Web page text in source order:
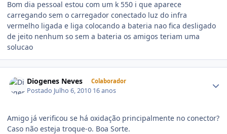
Bom dia pessoal estou com um k 550 i que aparece
carregando sem o carregador conectado luz do infra
vermelho ligada e liga colocando a bateria nao fica desligado
de jeito nenhum so sem a bateria os amigos teriam uma
solucao
Diogenes Neves Colaborador
Postado Julho 6, 2010 16 anos
Amigo já verificou se há oxidação principalmente no conector?
Caso não esteja troque-o. Boa Sorte.